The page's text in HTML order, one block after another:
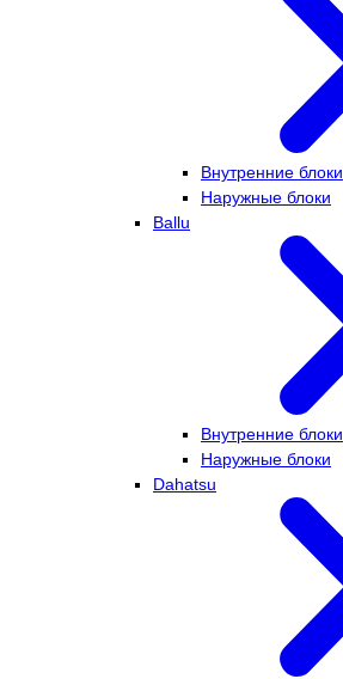
Внутренние блоки
Наружные блоки
Ballu
Внутренние блоки
Наружные блоки
Dahatsu